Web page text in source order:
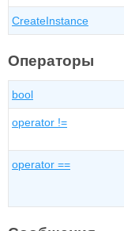
CreateInstance
Операторы
bool
operator !=
operator ==